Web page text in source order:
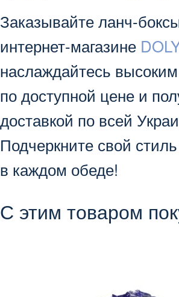
Заказывайте ланч-
интернет-магазине
наслаждайтесь
по доступной цене и
доставкой по всей
Подчеркните свой
в каждом обеде!
С этим товаром